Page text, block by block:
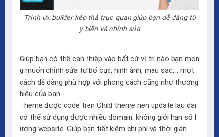
Trình Ux builder kéo thả trực quan giúp bạn dễ dàng tù
y biến và chỉnh sửa
Giúp bạn có thể can thiệp vào bất cứ vị trí nào bạn mon
g muốn chỉnh sửa từ bố cục, hình ảnh, màu sắc,… một
cách dễ dàng phù hợp với phong cách cũng như thương
hiệu của bạn.
Theme được code trên Child theme nên update lâu dài
có thể sử dụng được nhiều domain, không giới hạn số l
ượng website. Giúp bạn tiết kiệm chi phí và thời gian